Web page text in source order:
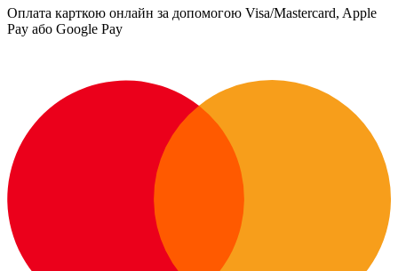
Оплата карткою онлайн за допомогою Visa/Mastercard, Apple
Pay або Google Pay